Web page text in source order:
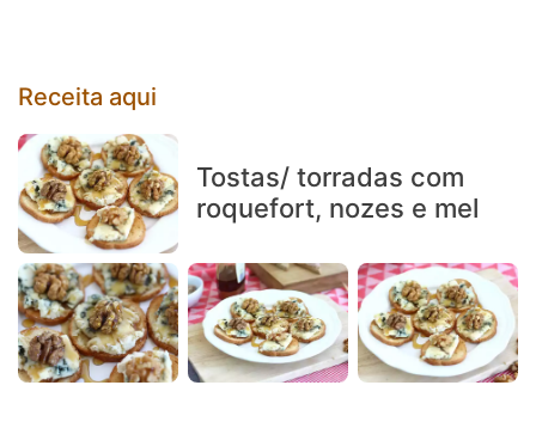
Receita aqui
Tostas/ torradas com
roquefort, nozes e mel